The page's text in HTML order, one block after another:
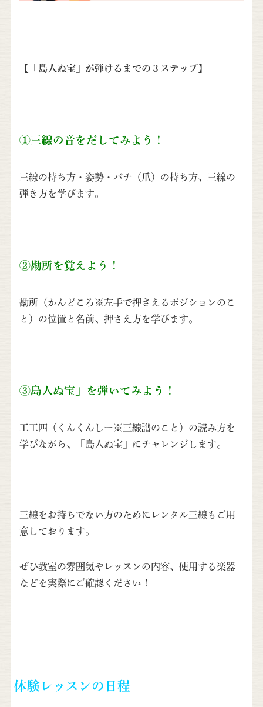
【「島人ぬ宝」が弾けるまでの３ステップ】
①三線の音をだしてみよう！
三線の持ち方・姿勢・バチ（爪）の持ち方、三線の
弾き方を学びます。
②勘所を覚えよう！
勘所（かんどころ※左手で押さえるポジションのこ
と）の位置と名前、押さえ方を学びます。
③島人ぬ宝」を弾いてみよう！
工工四（くんくんしー※三線譜のこと）の読み方を
学びながら、「島人ぬ宝」にチャレンジします。
三線をお持ちでない方のためにレンタル三線もご用
意しております。
ぜひ教室の雰囲気やレッスンの内容、使用する楽器
などを実際にご確認ください！
体験レッスンの日程